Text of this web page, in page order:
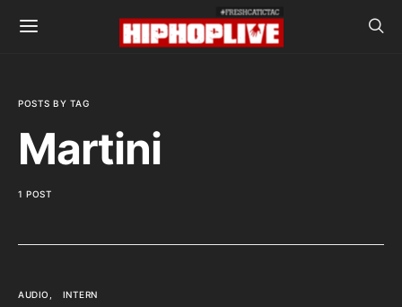
POSTS BY TAG
Martini
1 POST
AUDIO INTERN